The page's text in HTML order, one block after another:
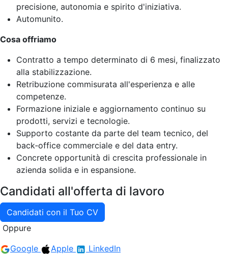
precisione, autonomia e spirito d'iniziativa.
Automunito.
Cosa offriamo
Contratto a tempo determinato di 6 mesi, finalizzato
alla stabilizzazione.
Retribuzione commisurata all'esperienza e alle
competenze.
Formazione iniziale e aggiornamento continuo su
prodotti, servizi e tecnologie.
Supporto costante da parte del team tecnico, del
back‑office commerciale e del data entry.
Concrete opportunità di crescita professionale in
azienda solida e in espansione.
Candidati all'offerta di lavoro
Candidati con il Tuo CV
Oppure
Google
Apple LinkedIn